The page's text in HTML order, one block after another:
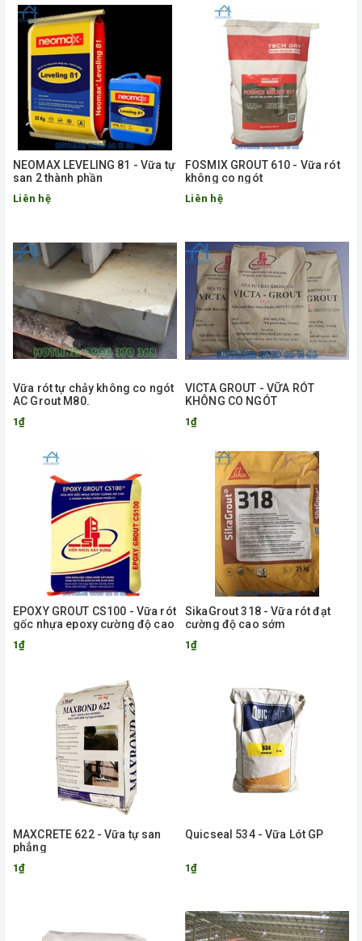
NEOMAX LEVELING 81 - Vữa tự
san 2 thành phần
Liên hệ
FOSMIX GROUT 610 - Vữa rót
không co ngót
Liên hệ
Vữa rót tự chảy không co ngót
AC Grout M80.
1₫
VICTA GROUT - VỮA RÓT
KHÔNG CO NGÓT
1₫
EPOXY GROUT CS100 - Vữa rót
gốc nhựa epoxy cường độ cao
1₫
SikaGrout 318 - Vữa rót đạt
cường độ cao sớm
1₫
MAXCRETE 622 - Vữa tự san
phẳng
1₫
Quicseal 534 - Vữa Lót GP
1₫